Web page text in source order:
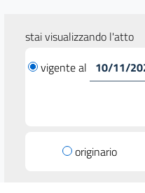
stai visualizzando l'atto
vigente al
originario